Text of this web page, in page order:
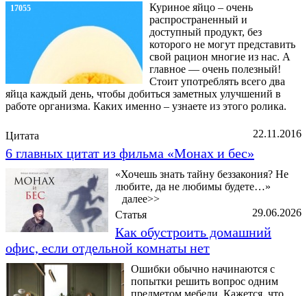
17055
Куриное яйцо – очень
распространенный и
доступный продукт, без
которого не могут представить
свой рацион многие из нас. А
главное — очень полезный!
Стоит употреблять всего два
яйца каждый день, чтобы добиться заметных улучшений в
работе организма. Каких именно – узнаете из этого ролика.
22.11.2016
Цитата
6 главных цитат из фильма «Монах и бес»
«Хочешь знать тайну беззакония? Не
любите, да не любимы будете…»
далее>>
29.06.2026
Статья
Как обустроить домашний
офис, если отдельной комнаты нет
Ошибки обычно начинаются с
попытки решить вопрос одним
предметом мебели. Кажется, что